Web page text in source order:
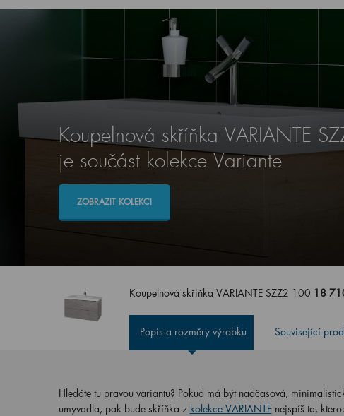
Koupelnová skříňka VARIANTE
je součást kolekce Variante
ZOBRAZIT KOLEKCI
Koupelnová skříňka VARIANTE SZZ2 100 18
Popis a rozměry výrobku Související
Hledáte tu pravou variantu? Pokud má být nadčasová,
umyvadla, pak bude skříňka z kolekce VARIANTE nejspíš ta,